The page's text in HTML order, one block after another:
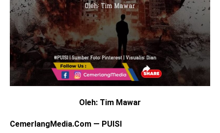
Oleh: Tim Mawar
CemerlangMedia.Com — PUISI